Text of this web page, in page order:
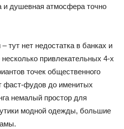
душевная атмосфера точно
тут нет недостатка в банках и
привлекательных 4-х
точек общественного
фаст-фудов до именитых
немалый простор для
модной одежды, большие